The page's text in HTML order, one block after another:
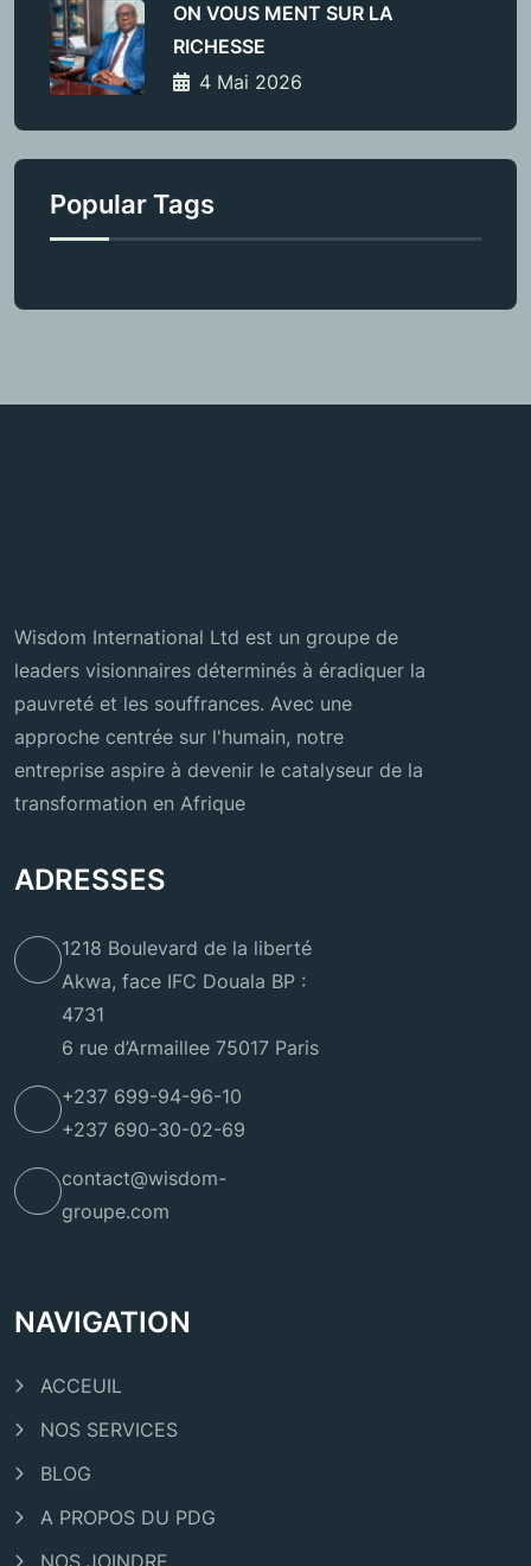
ON VOUS MENT SUR LA
RICHESSE
4 Mai 2026
Popular Tags
Wisdom International Ltd est un groupe de
leaders visionnaires déterminés à éradiquer la
pauvreté et les souffrances. Avec une
approche centrée sur l'humain, notre
entreprise aspire à devenir le catalyseur de la
transformation en Afrique
ADRESSES
1218 Boulevard de la liberté
Akwa, face IFC Douala BP :
4731
6 rue d’Armaillee 75017 Paris
+237 699-94-96-10
+237 690-30-02-69
contact@wisdom-
groupe.com
NAVIGATION
ACCEUIL
NOS SERVICES
BLOG
A PROPOS DU PDG
NOS JOINDRE